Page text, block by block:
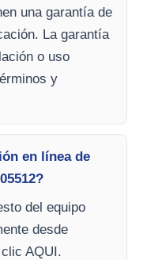
una garantía de
La garantía
o uso
y
en línea de
del equipo
desde
AQUI.